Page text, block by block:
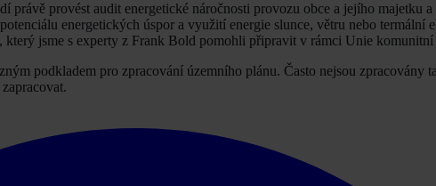
právě provést audit energetické náročnosti provozu obce a jejího majetku
energetických úspor a využití energie slunce, větru nebo termální
který jsme s experty z Frank Bold pomohli připravit v rámci Unie komunitní
podkladem pro zpracování územního plánu. Často nejsou zpracovány